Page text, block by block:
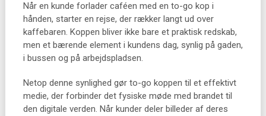
Når en kunde forlader caféen med en to-go kop i
hånden, starter en rejse, der rækker langt ud over
kaffebaren. Koppen bliver ikke bare et praktisk redskab,
men et bærende element i kundens dag, synlig på gaden,
i bussen og på arbejdspladsen.
Netop denne synlighed gør to-go koppen til et effektivt
medie, der forbinder det fysiske møde med brandet til
den digitale verden. Når kunder deler billeder af deres